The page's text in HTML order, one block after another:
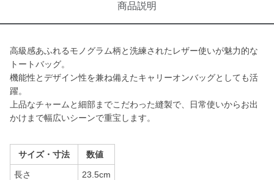
商品説明
高級感あふれるモノグラム柄と洗練されたレザー使いが魅力的な
トートバッグ。
機能性とデザイン性を兼ね備えたキャリーオンバッグとしても活
躍。
上品なチャームと細部までこだわった縫製で、日常使いからお出
かけまで幅広いシーンで重宝します。
サイズ・寸法 数値
長さ 23.5cm